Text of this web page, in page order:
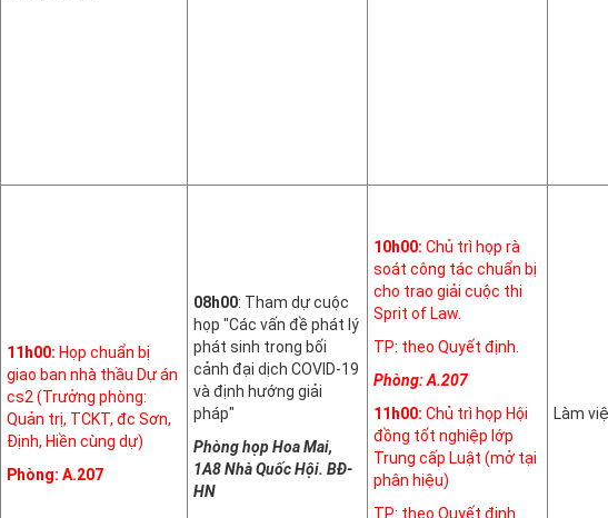
11h00: Họp chuẩn bị
giao ban nhà thầu Dự án
cs2 (Trưởng phòng:
Quản trị, TCKT, đc Sơn,
Định, Hiền cùng dự)
Phòng: A.207
08h00: Tham dự cuộc
họp "Các vấn đề phát lý
phát sinh trong bối
cảnh đại dịch COVID-19
và định hướng giải
pháp"
Phòng họp Hoa Mai,
1A8 Nhà Quốc Hội. BĐ-
HN
10h00: Chủ trì họp rà
soát công tác chuẩn bị
cho trao giải cuộc thi
Sprit of Law.
TP: theo Quyết định.
Phòng: A.207
11h00: Chủ trì họp Hội
đồng tốt nghiệp lớp
Trung cấp Luật (mở tại
phân hiệu)
TP: theo Quyết định
Làm